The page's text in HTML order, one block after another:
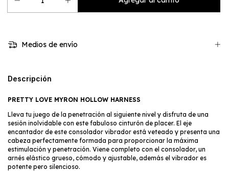
Medios de envío
Descripción
PRETTY LOVE MYRON HOLLOW HARNESS
Lleva tu juego de la penetración al siguiente nivel y disfruta de una
sesión inolvidable con este fabuloso cinturón de placer. El eje
encantador de este consolador vibrador está veteado y presenta una
cabeza perfectamente formada para proporcionar la máxima
estimulación y penetración. Viene completo con el consolador, un
arnés elástico grueso, cómodo y ajustable, además el vibrador es
potente pero silencioso.